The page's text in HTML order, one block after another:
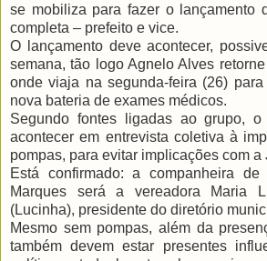
se mobiliza para fazer o lançamento
completa – prefeito e vice.
O lançamento deve acontecer,
semana, tão logo Agnelo Alves
onde viaja na segunda-feira (26)
nova bateria de exames médicos.
Segundo fontes ligadas ao grupo, o
acontecer em entrevista coletiva à
pompas, para evitar implicações com a
Está confirmado: a companheira
Marques será a vereadora Maria
(Lucinha), presidente do diretório
Mesmo sem pompas, além da
também devem estar presentes